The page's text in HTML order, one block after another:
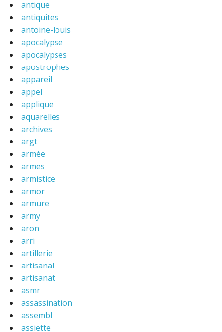
antique
antiquites
antoine-louis
apocalypse
apocalypses
apostrophes
appareil
appel
applique
aquarelles
archives
argt
armée
armes
armistice
armor
armure
army
aron
arri
artillerie
artisanal
artisanat
asmr
assassination
assembl
assiette